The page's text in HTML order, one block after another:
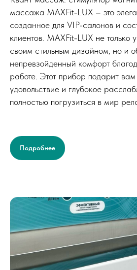
массажа MAXFit-LUX – это
созданное для VIP-салонов и
клиентов. MAXFit-LUX не только
своим стильным дизайном, но и
непревзойденный комфорт
работе. Этот прибор подарит
удовольствие и глубокое
полностью погрузиться в мир
Подробнее